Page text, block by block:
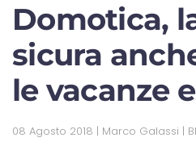
Domotica,
sicura
le vacanze
08 Agosto 2018 | Marco Galassi |